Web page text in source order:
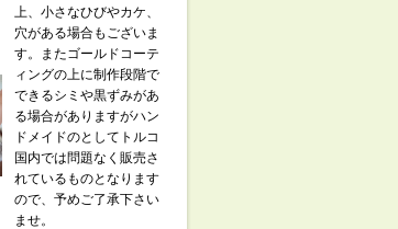
上、小さなひびやカケ、
穴がある場合もございま
す。またゴールドコーテ
ィングの上に制作段階で
できるシミや黒ずみがあ
る場合がありますがハン
ドメイドのとしてトルコ
国内では問題なく販売さ
れているものとなります
ので、予めご了承下さい
ませ。